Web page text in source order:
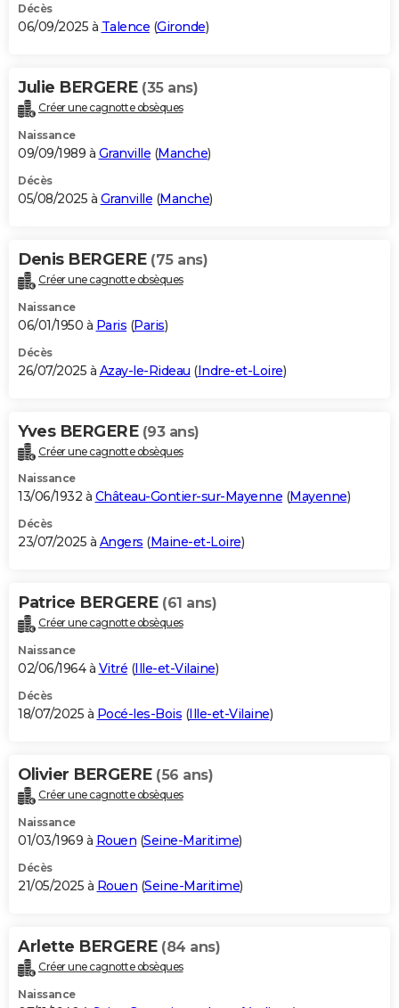
Décès
06/09/2025 à Talence (Gironde)
Julie BERGERE (35 ans)
Créer une cagnotte obsèques
Naissance
09/09/1989 à Granville (Manche)
Décès
05/08/2025 à Granville (Manche)
Denis BERGERE (75 ans)
Créer une cagnotte obsèques
Naissance
06/01/1950 à Paris (Paris)
Décès
26/07/2025 à Azay-le-Rideau (Indre-et-Loire)
Yves BERGERE (93 ans)
Créer une cagnotte obsèques
Naissance
13/06/1932 à Château-Gontier-sur-Mayenne (Mayenne)
Décès
23/07/2025 à Angers (Maine-et-Loire)
Patrice BERGERE (61 ans)
Créer une cagnotte obsèques
Naissance
02/06/1964 à Vitré (Ille-et-Vilaine)
Décès
18/07/2025 à Pocé-les-Bois (Ille-et-Vilaine)
Olivier BERGERE (56 ans)
Créer une cagnotte obsèques
Naissance
01/03/1969 à Rouen (Seine-Maritime)
Décès
21/05/2025 à Rouen (Seine-Maritime)
Arlette BERGERE (84 ans)
Créer une cagnotte obsèques
Naissance